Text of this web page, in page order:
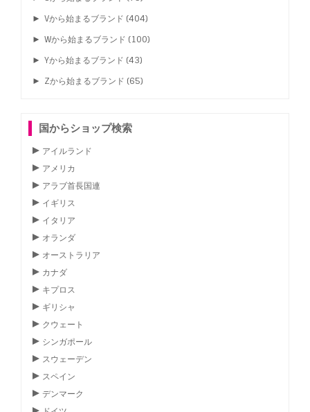
► Vから始まるブランド (404)
► Wから始まるブランド (100)
► Yから始まるブランド (43)
► Zから始まるブランド (65)
国からショップ検索
アイルランド
アメリカ
アラブ首長国連
イギリス
イタリア
オランダ
オーストラリア
カナダ
キプロス
ギリシャ
クウェート
シンガポール
スウェーデン
スペイン
デンマーク